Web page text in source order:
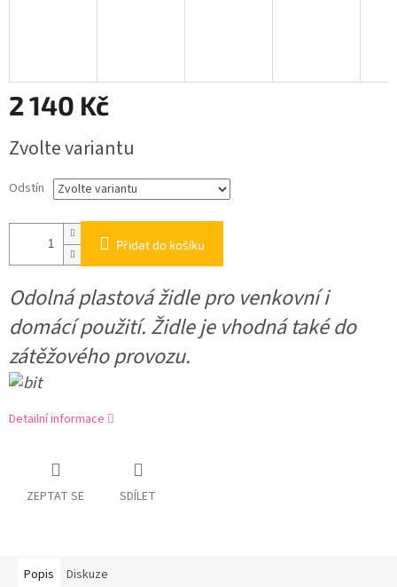
2 140 Kč
cena:
Zvolte variantu
Odstín
Přidat do košíku
Odolná plastová židle pro venkovní i
domácí použití. Židle je vhodná také do
zátěžového provozu.
Detailní informace
ZEPTAT SE SDÍLET
Popis Diskuze